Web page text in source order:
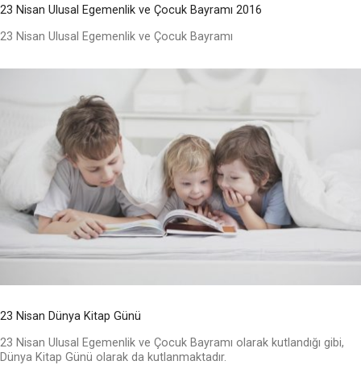
23 Nisan Ulusal Egemenlik ve Çocuk Bayramı 2016
23 Nisan Ulusal Egemenlik ve Çocuk Bayramı
23 Nisan Dünya Kitap Günü
23 Nisan Ulusal Egemenlik ve Çocuk Bayramı olarak kutlandığı gibi,
Dünya Kitap Günü olarak da kutlanmaktadır.